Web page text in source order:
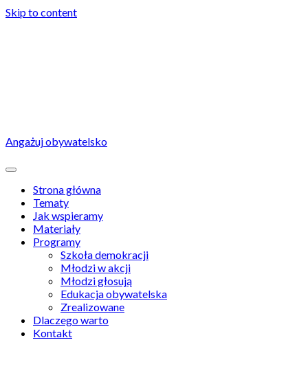
Skip to content
Angażuj obywatelsko
Strona główna
Tematy
Jak wspieramy
Materiały
Programy
Szkoła demokracji
Młodzi w akcji
Młodzi głosują
Edukacja obywatelska
Zrealizowane
Dlaczego warto
Kontakt